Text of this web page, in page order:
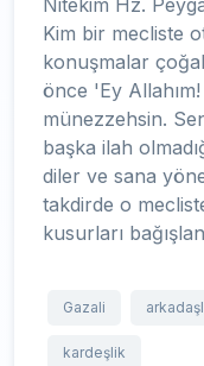
Nitekim Hz.
Kim bir mecliste
konuşmalar
önce 'Ey
münezzehsin.
başka ilah
diler ve sana
takdirde o
kusurları
Gazali
kardeşlik